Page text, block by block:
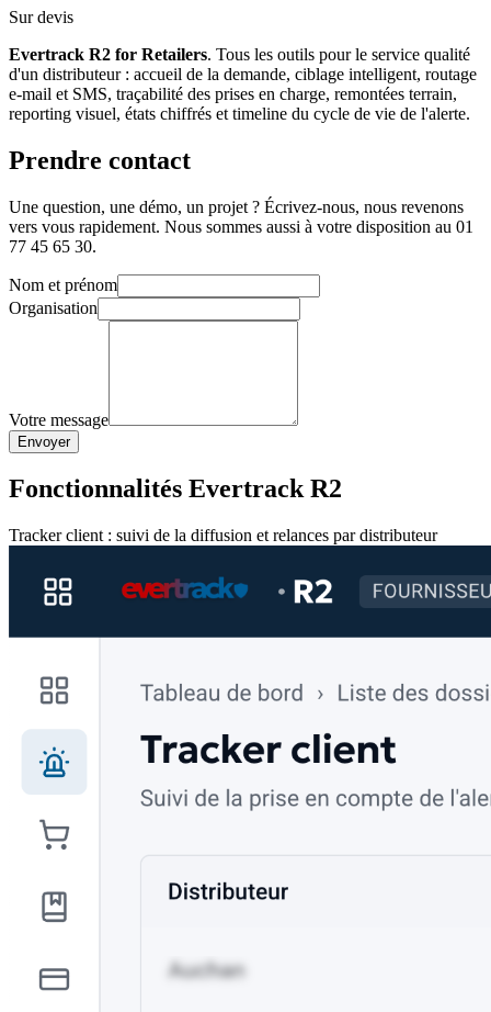
Sur devis
Evertrack R2 for Retailers. Tous les outils pour le service qualité
d'un distributeur : accueil de la demande, ciblage intelligent, routage
e-mail et SMS, traçabilité des prises en charge, remontées terrain,
reporting visuel, états chiffrés et timeline du cycle de vie de l'alerte.
Prendre contact
Une question, une démo, un projet ? Écrivez-nous, nous revenons
vers vous rapidement. Nous sommes aussi à votre disposition au 01
77 45 65 30.
Nom et prénom
Organisation
Votre message
Envoyer
Fonctionnalités Evertrack R2
Tracker client : suivi de la diffusion et relances par distributeur